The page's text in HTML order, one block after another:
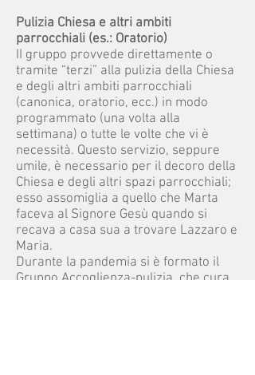
Pulizia Chiesa e altri ambiti
parrocchiali (es.: Oratorio)
II gruppo provvede direttamente o
tramite “terzi” alla pulizia della Chiesa
e degli altri ambiti parrocchiali
(canonica, oratorio, ecc.) in modo
programmato (una volta alla
settimana) o tutte le volte che vi è
necessità. Questo servizio, seppure
umile, è necessario per il decoro della
Chiesa e degli altri spazi parrocchiali;
esso assomiglia a quello che Marta
faceva al Signore Gesù quando si
recava a casa sua a trovare Lazzaro e
Maria.
Durante la pandemia si è formato il
Gruppo Accoglienza-pulizia, che cura